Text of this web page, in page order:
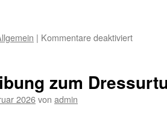
| Kommentare deaktiviertfür
Cup
zum
2026von admin